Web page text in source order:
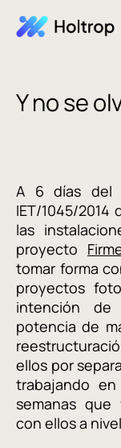
Y no se
A 6 días del
IET/1045/
las
proyecto
tomar forma
proyectos
intención de
potencia de
ellos por
trabajando
semanas que
con ellos a